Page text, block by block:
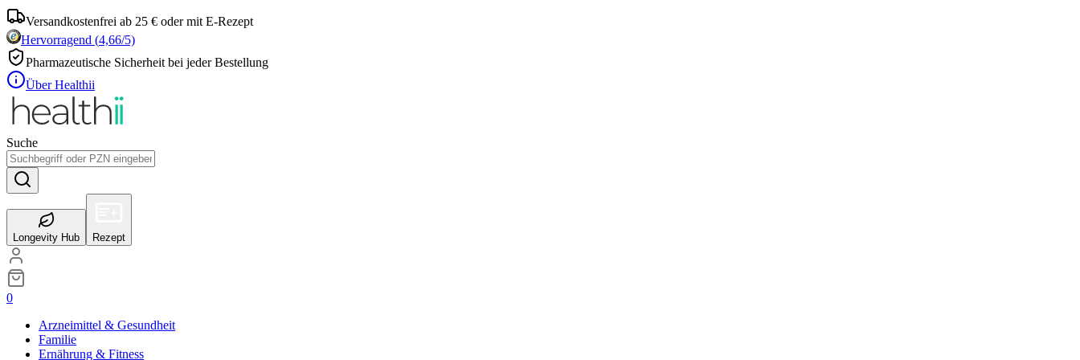
Versandkostenfrei ab 25 € oder mit E-Rezept
Hervorragend (4,66/5)
Pharmazeutische Sicherheit bei jeder Bestellung
Über Healthii
Suche
Longevity Hub Rezept
0
Arzneimittel & Gesundheit
Familie
Ernährung & Fitness